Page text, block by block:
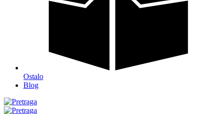
Ostalo
Blog